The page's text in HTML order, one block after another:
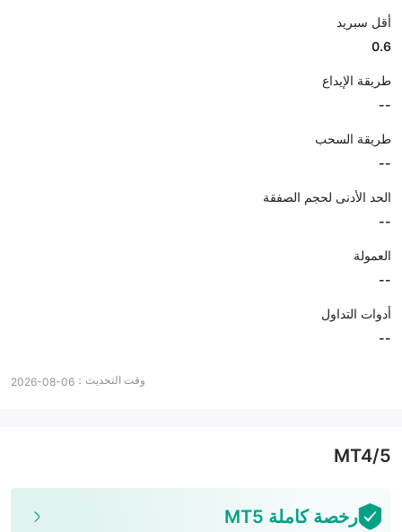
أقل سبريد
0.6
طريقة الإيداع
--
طريقة السحب
--
الحد الأدنى لحجم الصفقة
--
العمولة
--
أدوات التداول
--
وقت التحديث： 2026-08-06
MT4/5
رخصة كاملة MT5